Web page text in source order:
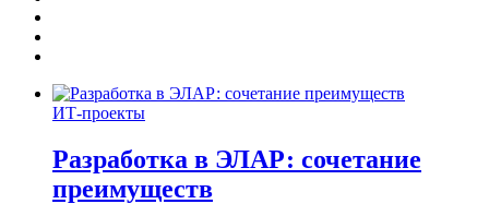
ИТ-проекты
Разработка в ЭЛАР: сочетание
преимуществ